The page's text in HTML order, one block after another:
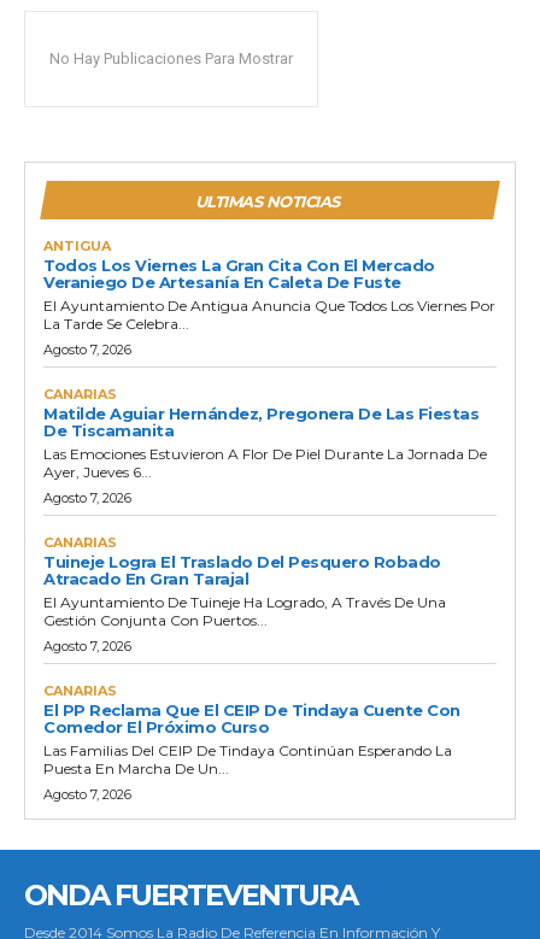
No Hay Publicaciones Para Mostrar
ULTIMAS NOTICIAS
ANTIGUA
Todos Los Viernes La Gran Cita Con El Mercado
Veraniego De Artesanía En Caleta De Fuste
El Ayuntamiento De Antigua Anuncia Que Todos Los Viernes Por
La Tarde Se Celebra...
Agosto 7, 2026
CANARIAS
Matilde Aguiar Hernández, Pregonera De Las Fiestas
De Tiscamanita
Las Emociones Estuvieron A Flor De Piel Durante La Jornada De
Ayer, Jueves 6...
Agosto 7, 2026
CANARIAS
Tuineje Logra El Traslado Del Pesquero Robado
Atracado En Gran Tarajal
El Ayuntamiento De Tuineje Ha Logrado, A Través De Una
Gestión Conjunta Con Puertos...
Agosto 7, 2026
CANARIAS
El PP Reclama Que El CEIP De Tindaya Cuente Con
Comedor El Próximo Curso
Las Familias Del CEIP De Tindaya Continúan Esperando La
Puesta En Marcha De Un...
Agosto 7, 2026
ONDA FUERTEVENTURA
Desde 2014 Somos La Radio De Referencia En Información Y